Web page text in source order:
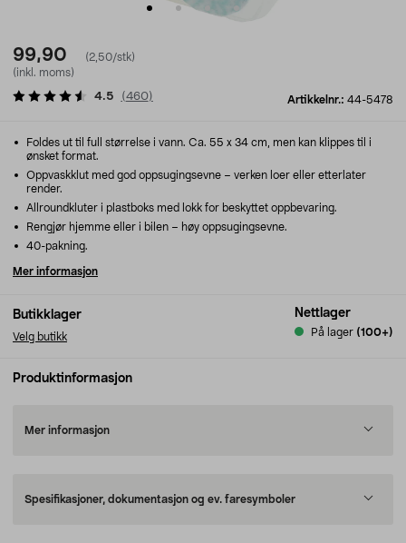
99,90
(2,50/stk)
(inkl. moms)
Artikkelnr.: 44-5478
4.5 (460)
Butikklager
Velg butikk
Nettlager
På lager (100+)
Foldes ut til full størrelse i vann. Ca. 55 x 34 cm, men kan klippes til i
ønsket format.
Oppvaskklut med god oppsugingsevne – verken loer eller etterlater
render.
Allroundkluter i plastboks med lokk for beskyttet oppbevaring.
Rengjør hjemme eller i bilen – høy oppsugingsevne.
40-pakning.
Mer informasjon
Produktinformasjon
Mer informasjon
Spesifikasjoner, dokumentasjon og ev. faresymboler